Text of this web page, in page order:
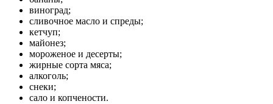
виноград;
сливочное масло и спреды;
кетчуп;
майонез;
мороженое и десерты;
жирные сорта мяса;
алкоголь;
снеки;
сало и копчености.